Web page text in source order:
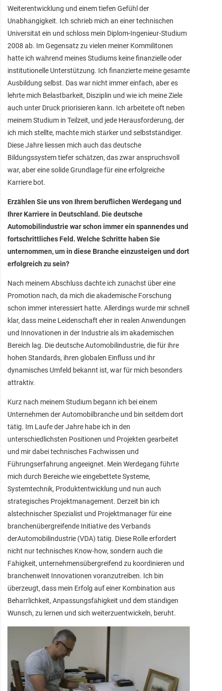
Weiterentwicklung und einem tiefen Gefühl der
Unabhängigkeit. Ich schrieb mich an einer technischen
Universität ein und schloss mein Diplom-Ingenieur-Studium
2008 ab. Im Gegensatz zu vielen meiner Kommilitonen
hatte ich während meines Studiums keine finanzielle oder
institutionelle Unterstützung. Ich finanzierte meine gesamte
Ausbildung selbst. Das war nicht immer einfach, aber es
lehrte mich Belastbarkeit, Disziplin und wie ich meine Ziele
auch unter Druck priorisieren kann. Ich arbeitete oft neben
meinem Studium in Teilzeit, und jede Herausforderung, der
ich mich stellte, machte mich stärker und selbstständiger.
Diese Jahre liessen mich auch das deutsche
Bildungssystem tiefer schätzen, das zwar anspruchsvoll
war, aber eine solide Grundlage für eine erfolgreiche
Karriere bot.
Erzählen Sie uns von Ihrem beruflichen Werdegang und
Ihrer Karriere in Deutschland. Die deutsche
Automobilindustrie war schon immer ein spannendes und
fortschrittliches Feld. Welche Schritte haben Sie
unternommen, um in diese Branche einzusteigen und dort
erfolgreich zu sein?
Nach meinem Abschluss dachte ich zunächst über eine
Promotion nach, da mich die akademische Forschung
schon immer interessiert hatte. Allerdings wurde mir schnell
klar, dass meine Leidenschaft eher in realen Anwendungen
und Innovationen in der Industrie als im akademischen
Bereich lag. Die deutsche Automobilindustrie, die für ihre
hohen Standards, ihren globalen Einfluss und ihr
dynamisches Umfeld bekannt ist, war für mich besonders
attraktiv.
Kurz nach meinem Studium begann ich bei einem
Unternehmen der Automobilbranche und bin seitdem dort
tätig. Im Laufe der Jahre habe ich in den
unterschiedlichsten Positionen und Projekten gearbeitet
und mir dabei technisches Fachwissen und
Führungserfahrung angeeignet. Mein Werdegang führte
mich durch Bereiche wie eingebettete Systeme,
Systemtechnik, Produktentwicklung und nun auch
strategisches Projektmanagement. Derzeit bin ich
alstechnischer Spezialist und Projektmanager für eine
branchenübergreifende Initiative des Verbands
derAutomobilindustrie (VDA) tätig. Diese Rolle erfordert
nicht nur technisches Know-how, sondern auch die
Fähigkeit, unternehmensübergreifend zu koordinieren und
branchenweit Innovationen voranzutreiben. Ich bin
überzeugt, dass mein Erfolg auf einer Kombination aus
Beharrlichkeit, Anpassungsfähigkeit und dem ständigen
Wunsch, zu lernen und sich weiterzuentwickeln, beruht.